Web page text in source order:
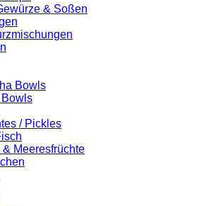
& Soßen
Bowls
Bowls
/ Pickles
& Meeresfrüchte